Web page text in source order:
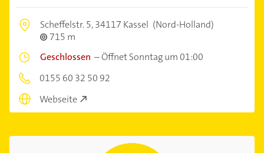
Scheffelstr. 5,34117 Kassel (Nord-Holland)
715 m
Geschlossen –Öffnet Sonntag um 01:00
0155 60 32 50 92
Webseite